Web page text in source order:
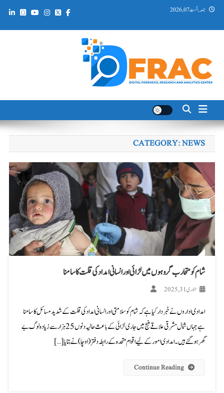
Skip جمعہ, اگست 07, 2026
DFRAC_ORG
CATEGORY:NEWS
شام کو متحارب گروہوں میں لڑائی اور انسانی امداد کی قلت کا سامنا
جنوری 31, 2025
امدادی اداروں نے خبردار کیا ہے کہ شام کو سلامتی اور انسانی امداد کی قلت کے شدید مسائل کا سامنا
ہے جہاں شمال مشرقی علاقے منبج میں جاری لڑائی کے باعث حالیہ دنوں 25 ہزار سے زیادہ لوگ بے
گھر ہو گئے ہیں۔ امدادی امور کے لیے اقوام متحدہ کے رابطہ دفتر (اوچا) نے بتایا […]
Continue Reading